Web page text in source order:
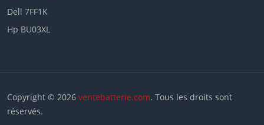
Dell 7FF1K
Hp BU03XL
Copyright © 2026 ventebatterie.com. Tous les droits sont
réservés.